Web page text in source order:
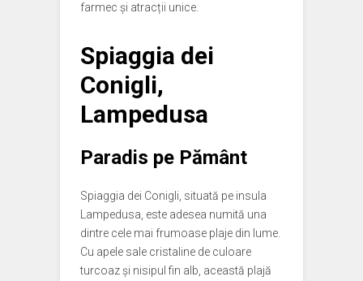
farmec și atracții unice.
Spiaggia dei
Conigli,
Lampedusa
Paradis pe Pământ
Spiaggia dei Conigli, situată pe insula
Lampedusa, este adesea numită una
dintre cele mai frumoase plaje din lume.
Cu apele sale cristaline de culoare
turcoaz și nisipul fin alb, această plajă